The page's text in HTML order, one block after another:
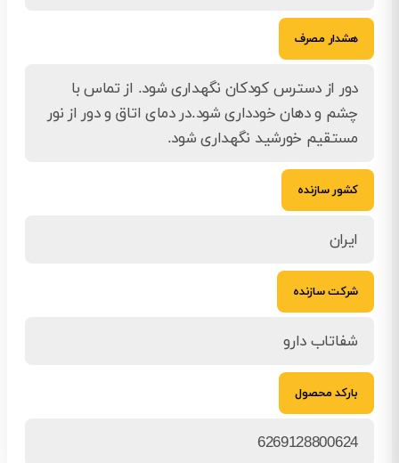
هشدار مصرف
دور از دسترس کودکان نگهداری شود. از تماس با
چشم و دهان خودداری شود.در دمای اتاق و دور از نور
مستقیم خورشید نگهداری شود.
کشور سازنده
ایران
شرکت سازنده
شفاتاب دارو
بارکد محصول
6269128800624